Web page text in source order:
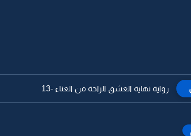
رواية نهاية العشق الراحة من العناء -13